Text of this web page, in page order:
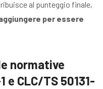
al punteggio finale,
per essere
normative
e CLC/TS 50131-